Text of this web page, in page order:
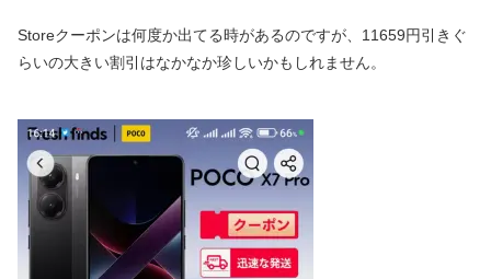
Storeクーポンは何度か出てる時があるのですが、11659円引きぐ
らいの大きい割引はなかなか珍しいかもしれません。